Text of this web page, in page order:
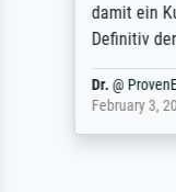
damit ein
Definitiv
Dr.@
February 3,